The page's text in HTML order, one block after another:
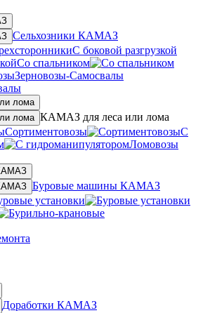
Сельхозники КАМАЗ
С боковой разгрузкой
Со спальником
Зерновозы-Самосвалы
КАМАЗ для леса или лома
Сортиментовозы
С
Ломовозы
Буровые машины КАМАЗ
установки
Доработки КАМАЗ